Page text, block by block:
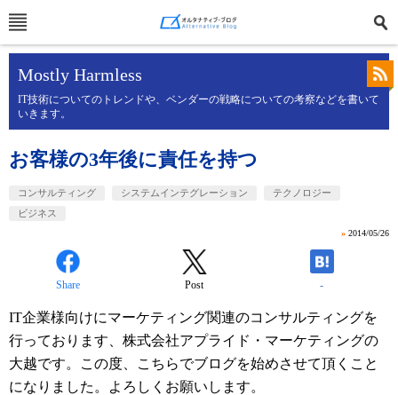
Mostly Harmless
IT技術についてのトレンドや、ベンダーの戦略についての考察などを書いて
いきます。
お客様の3年後に責任を持つ
コンサルティング システムインテグレーション
テクノロジー
ビジネス
» 2014/05/26
Share Post -
IT企業様向けにマーケティング関連のコンサルティングを
行っております、株式会社アプライド・マーケティングの
大越です。この度、こちらでブログを始めさせて頂くこと
になりました。よろしくお願いします。